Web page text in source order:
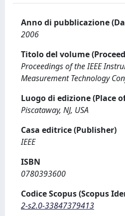
Anno di pubblicazione
2006
Titolo del volume
Proceedings of the IEEE
Measurement Technology
Luogo di edizione (Place
Piscataway, NJ, USA
Casa editrice (Publisher)
IEEE
ISBN
0780393600
Codice Scopus (Scopus
2-s2.0-33847379413